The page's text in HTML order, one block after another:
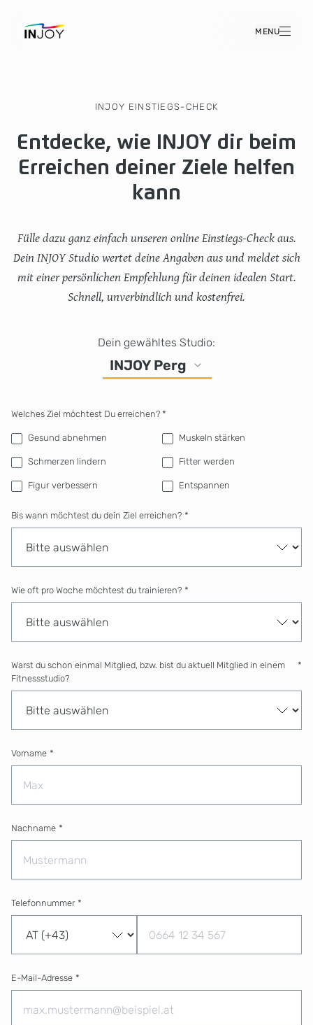
MENU
INJOY EINSTIEGS-CHECK
Entdecke, wie INJOY dir beim
Erreichen deiner Ziele helfen
kann
Fülle dazu ganz einfach unseren online Einstiegs-Check aus.
Dein INJOY Studio wertet deine Angaben aus und meldet sich
mit einer persönlichen Empfehlung für deinen idealen Start.
Schnell, unverbindlich und kostenfrei.
Dein gewähltes Studio:
INJOY Perg
Welches Ziel möchtest Du erreichen? *
Gesund abnehmen Muskeln stärken
Schmerzen lindern Fitter werden
Figur verbessern Entspannen
Bis wann möchtest du dein Ziel erreichen? *
Wie oft pro Woche möchtest du trainieren? *
Warst du schon einmal Mitglied, bzw. bist du aktuell Mitglied in einem
Fitnessstudio?
*
Vorname *
Nachname *
Telefonnummer *
E-Mail-Adresse *